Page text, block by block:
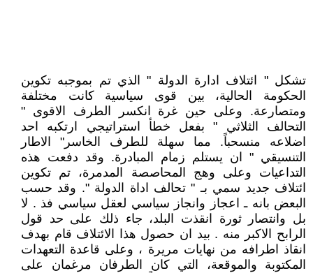
تشكل " ائتلاف ادارة الدولة " الذي تم بموجبه تكوين
الحكومة الحالية، بين قوى سياسية كانت مختلفة
ومتصارعة. وعلى حين غرة انكسر الطرف الاقوى "
التحالف الثلاثي " بفعل خطأ استراتيجي ارتكبه احد
اضلاعه منسحباً. مما سهلة للطرف الخاسر" الاطار
التنسيقي " ان يستلم زمام المبادرة. وقد دفعت هذه
التداعيات وعلى وهج المحاصصة المدمرة، تم تكوين
ائتلاف جديد سمي بـ " تحالف اداة الدولة ". وقد حسب
البعض بانه ـ اعجاز وانجاز سياسي لعقل سياسي فذ . لا
بل وانتصار ثورة انقذت البلد، جاء ذلك على حد قول
الرابح الاكبر منه . بيد ان حصول هذا الائتلاف قام بهدف
انقاذ اطرافه من نهايات مريرة ، وعلى قاعدة التعهدات
المكتوبة والموقعة، التي كان الطرفان مرغمان على